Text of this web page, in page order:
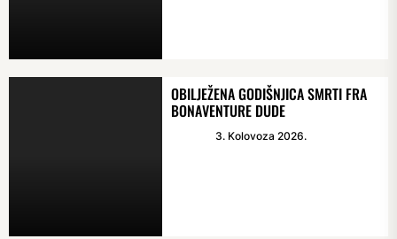
OBILJEŽENA GODIŠNJICA SMRTI FRA
BONAVENTURE DUDE
3. Kolovoza 2026.